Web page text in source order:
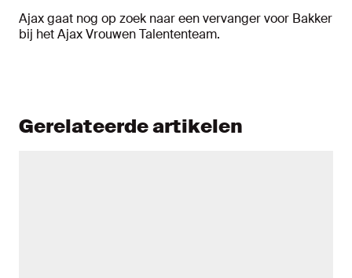
Ajax gaat nog op zoek naar een vervanger voor Bakker
bij het Ajax Vrouwen Talententeam.
Gerelateerde artikelen